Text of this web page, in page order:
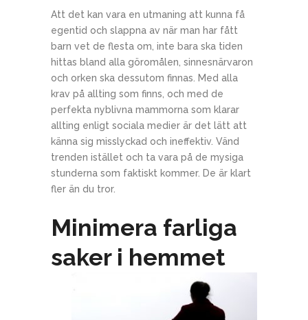
Att det kan vara en utmaning att kunna få
egentid och slappna av när man har fått
barn vet de flesta om, inte bara ska tiden
hittas bland alla göromålen, sinnesnärvaron
och orken ska dessutom finnas. Med alla
krav på allting som finns, och med de
perfekta nyblivna mammorna som klarar
allting enligt sociala medier är det lätt att
känna sig misslyckad och ineffektiv. Vänd
trenden istället och ta vara på de mysiga
stunderna som faktiskt kommer. De är klart
fler än du tror.
Minimera farliga
saker i hemmet